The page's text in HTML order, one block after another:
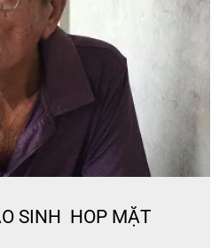
SINH HOP MẶT